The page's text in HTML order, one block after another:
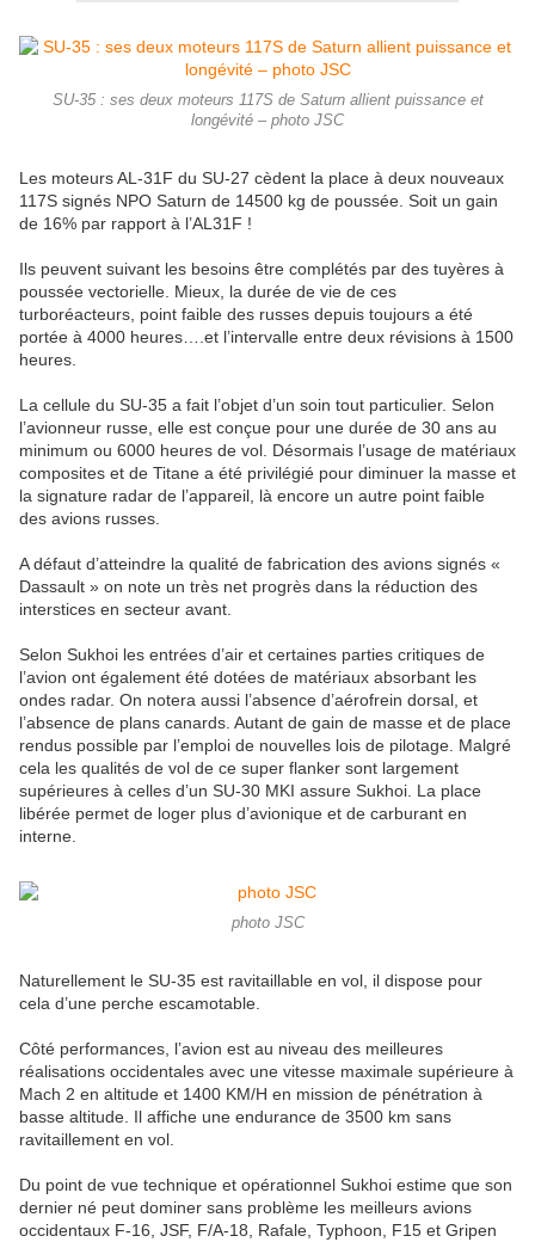
SU-35 : ses deux moteurs 117S de Saturn allient puissance et
longévité – photo JSC
Les moteurs AL-31F du SU-27 cèdent la place à deux nouveaux
117S signés NPO Saturn de 14500 kg de poussée. Soit un gain
de 16% par rapport à l’AL31F !
Ils peuvent suivant les besoins être complétés par des tuyères à
poussée vectorielle. Mieux, la durée de vie de ces
turboréacteurs, point faible des russes depuis toujours a été
portée à 4000 heures….et l’intervalle entre deux révisions à 1500
heures.
La cellule du SU-35 a fait l’objet d’un soin tout particulier. Selon
l’avionneur russe, elle est conçue pour une durée de 30 ans au
minimum ou 6000 heures de vol. Désormais l’usage de matériaux
composites et de Titane a été privilégié pour diminuer la masse et
la signature radar de l’appareil, là encore un autre point faible
des avions russes.
A défaut d’atteindre la qualité de fabrication des avions signés «
Dassault » on note un très net progrès dans la réduction des
interstices en secteur avant.
Selon Sukhoi les entrées d’air et certaines parties critiques de
l’avion ont également été dotées de matériaux absorbant les
ondes radar. On notera aussi l’absence d’aérofrein dorsal, et
l’absence de plans canards. Autant de gain de masse et de place
rendus possible par l’emploi de nouvelles lois de pilotage. Malgré
cela les qualités de vol de ce super flanker sont largement
supérieures à celles d’un SU-30 MKI assure Sukhoi. La place
libérée permet de loger plus d’avionique et de carburant en
interne.
photo JSC
Naturellement le SU-35 est ravitaillable en vol, il dispose pour
cela d’une perche escamotable.
Côté performances, l’avion est au niveau des meilleures
réalisations occidentales avec une vitesse maximale supérieure à
Mach 2 en altitude et 1400 KM/H en mission de pénétration à
basse altitude. Il affiche une endurance de 3500 km sans
ravitaillement en vol.
Du point de vue technique et opérationnel Sukhoi estime que son
dernier né peut dominer sans problème les meilleurs avions
occidentaux F-16, JSF, F/A-18, Rafale, Typhoon, F15 et Gripen